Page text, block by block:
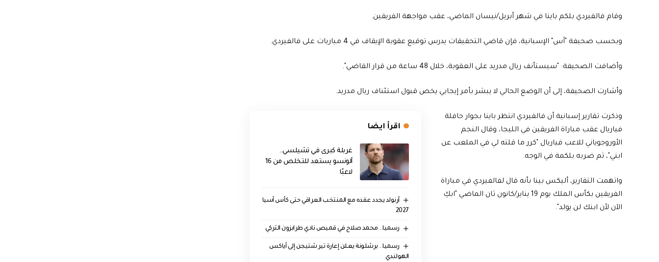
وقام فالفيردي بلكم باينا في شهر أبريل/نيسان الماضي، عقب مواجهة الفريقين.
وبحسب صحيفة "آس" الإسبانية، فإن قاضي التحقيقات يدرس توقيع عقوبة الإيقاف في 4 مباريات على فالفيردي.
وأضافت الصحيفة: "سيستأنف ريال مدريد على العقوبة، خلال 48 ساعة من قرار القاضي".
وأشارت الصحيفة، إلى أن الوضع الحالي لا يبشر بأمر إيجابي يخص قبول استئناف ريال مدريد.
اقرأ ايضا
غربلة كبرى في تشيلسي..
ألونسو يستعد للتخلص من 16
لاعبًا
أرنولد يجدد عقده مع المنتخب العراقي حتى كأس آسيا
2027
رسميا.. محمد صلاح في قميص نادي طرابزون التركي
رسميا.. برشلونة يعلن إعارة تير شتيجن إلى أياكس
الهولندي
وذكرت تقارير إسبانية أن فالفيردي انتظر باينا بجوار حافلة
فياريال عقب مباراة الفريقين في الليجا، وقال النجم
الأوروجوياني للاعب فياريال "كرر ما قلته لي في الملعب عن
ابني"، ثم ضربه بلكمة في الوجه.
واتهمت التقارير، أليكس بينا بأنه قال لفالفيردي في مباراة
الفريقين بكأس الملك يوم 19 يناير/كانون ثان الماضي "ابكِ
الآن لأن ابنك لن يولد".